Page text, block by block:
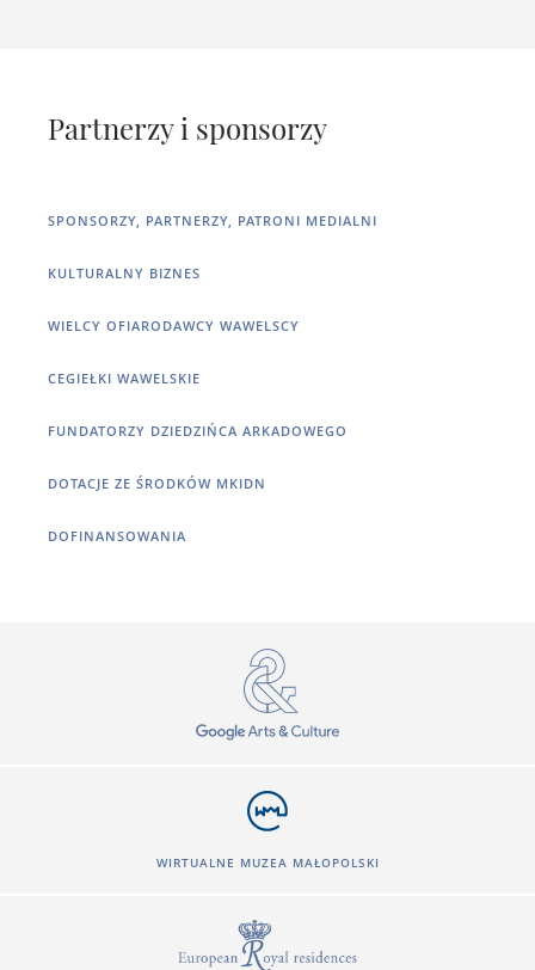
Partnerzy i sponsorzy
SPONSORZY, PARTNERZY, PATRONI MEDIALNI
KULTURALNY BIZNES
WIELCY OFIARODAWCY WAWELSCY
CEGIEŁKI WAWELSKIE
FUNDATORZY DZIEDZIŃCA ARKADOWEGO
DOTACJE ZE ŚRODKÓW MKIDN
DOFINANSOWANIA
WIRTUALNE MUZEA MAŁOPOLSKI